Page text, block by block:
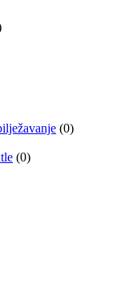
(0)
(0)